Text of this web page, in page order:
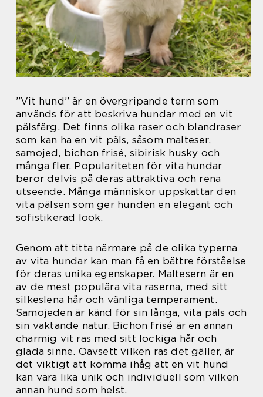
”Vit hund” är en övergripande term som
används för att beskriva hundar med en vit
pälsfärg. Det finns olika raser och blandraser
som kan ha en vit päls, såsom malteser,
samojed, bichon frisé, sibirisk husky och
många fler. Populariteten för vita hundar
beror delvis på deras attraktiva och rena
utseende. Många människor uppskattar den
vita pälsen som ger hunden en elegant och
sofistikerad look.
Genom att titta närmare på de olika typerna
av vita hundar kan man få en bättre förståelse
för deras unika egenskaper. Maltesern är en
av de mest populära vita raserna, med sitt
silkeslena hår och vänliga temperament.
Samojeden är känd för sin långa, vita päls och
sin vaktande natur. Bichon frisé är en annan
charmig vit ras med sitt lockiga hår och
glada sinne. Oavsett vilken ras det gäller, är
det viktigt att komma ihåg att en vit hund
kan vara lika unik och individuell som vilken
annan hund som helst.